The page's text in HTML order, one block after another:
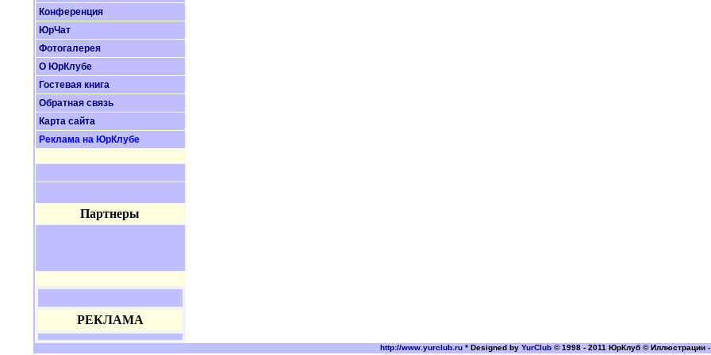
Конференция
ЮрЧат
Фотогалерея
О ЮрКлубе
Гостевая книга
Обратная связь
Карта сайта
Реклама на ЮрКлубе
Партнеры
РЕКЛАМА
http://www.yurclub.ru* Designed by YurClub© 1998 - 2011 ЮрКлуб © Иллюстрации